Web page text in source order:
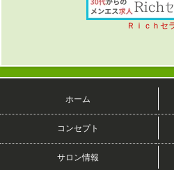
Ｒｉｃｈセ
ホーム
コンセプト
サロン情報